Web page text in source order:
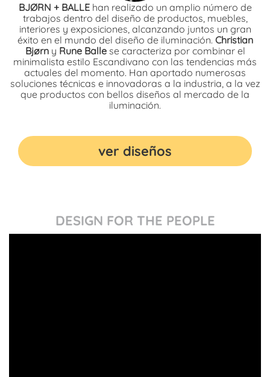
BJØRN + BALLEhan realizado un amplio número de
trabajos dentro del diseño de productos, muebles,
interiores y exposiciones, alcanzando juntos un gran
éxito en el mundo del diseño de iluminación. Christian
Bjørny Rune Ballese caracteriza por combinar el
minimalista estilo Escandivano con las tendencias más
actuales del momento. Han aportado numerosas
soluciones técnicas e innovadoras a la industria, a la vez
que productos con bellos diseños al mercado de la
iluminación.
ver diseños
DESIGN FOR THE PEOPLE